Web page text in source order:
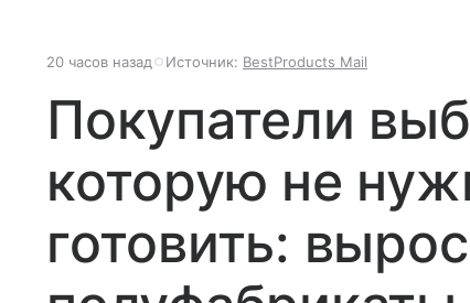
20 часов назад Источник: BestProducts Mail
Покупатели
которую не
готовить: